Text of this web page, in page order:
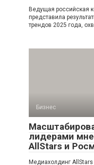
Ведущая российская
представила
трендов 2025 года,
Бизнес
лидерами
AllStars и
Медиахолдинг